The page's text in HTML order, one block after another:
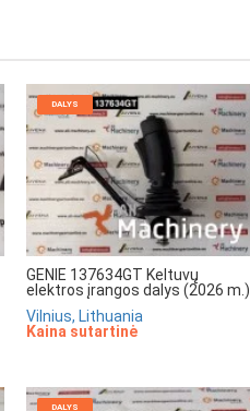
DALYS
GENIE 137634GT Keltuvų
elektros įrangos dalys (2026 m.)
Vilnius, Lithuania
Kaina sutartinė
DALYS